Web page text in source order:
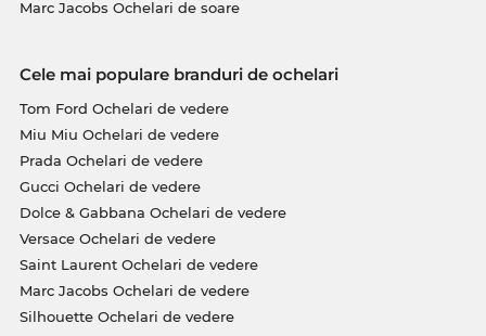
Marc Jacobs Ochelari de soare
Cele mai populare branduri de ochelari
Tom Ford Ochelari de vedere
Miu Miu Ochelari de vedere
Prada Ochelari de vedere
Gucci Ochelari de vedere
Dolce & Gabbana Ochelari de vedere
Versace Ochelari de vedere
Saint Laurent Ochelari de vedere
Marc Jacobs Ochelari de vedere
Silhouette Ochelari de vedere